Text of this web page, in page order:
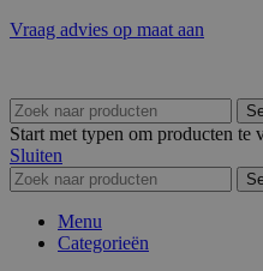
Vraag advies op maat aan
Start met typen om producten te
Sluiten
Menu
Categorieën